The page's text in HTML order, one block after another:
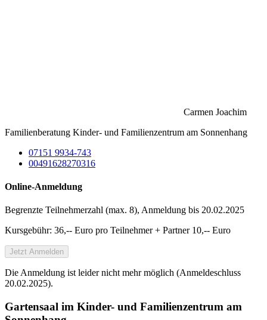
Carmen Joachim
Familienberatung Kinder- und Familienzentrum am Sonnenhang
07151 9934-743
00491628270316
Online-Anmeldung
Begrenzte Teilnehmer­zahl (max. 8), Anmeldung bis 20.02.2025
Kursgebühr: 36,-- Euro pro Teilnehmer + Partner 10,-- Euro
Jetzt Anmelden
Die Anmeldung ist leider nicht mehr möglich (Anmeldeschluss
20.02.2025).
Gartensaal im Kinder- und Familienzentrum am